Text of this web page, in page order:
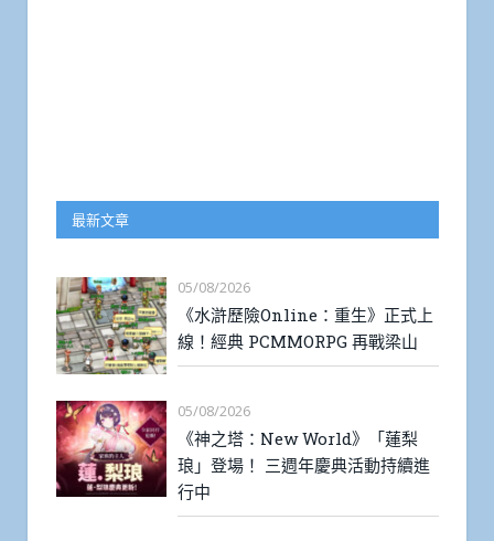
最新文章
05/08/2026
《水滸歷險Online：重生》正式上
線！經典 PCMMORPG 再戰梁山
05/08/2026
《神之塔：New World》「蓮梨
琅」登場！ 三週年慶典活動持續進
行中